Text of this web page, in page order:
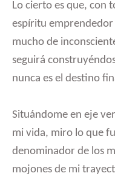
Lo cierto es que, con
espíritu
mucho de
seguirá
nunca es el destino
Situándome en eje
mi vida, miro lo que
denominador de los
mojones de mi